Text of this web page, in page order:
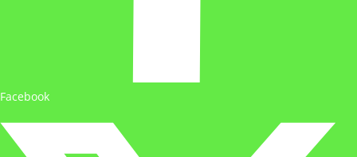
Facebook